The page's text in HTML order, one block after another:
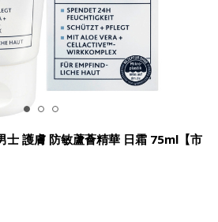
護膚 防敏蘆薈精華 日霜 75ml【市